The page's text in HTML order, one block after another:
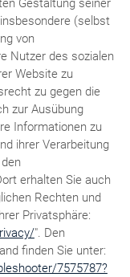
(selbst
von
Nutzer des sozialen
Website zu
zu gegen die
zur Ausübung
Informationen zu
ihrer Verarbeitung
erhalten Sie auch
Rechten und
Privatsphäre:
". Den
finden Sie unter:
7575787?